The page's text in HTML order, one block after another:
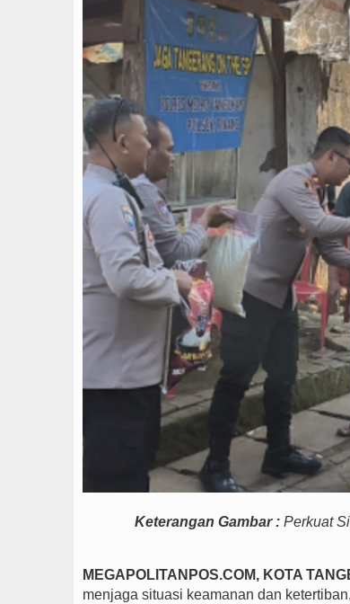
Keterangan Gambar :Perkuat
MEGAPOLITANPOS.COM, KOTA
menjaga situasi keamanan dan